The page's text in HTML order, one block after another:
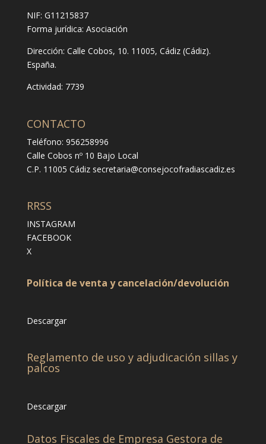
NIF: G11215837
Forma jurídica: Asociación
Dirección: Calle Cobos, 10. 11005, Cádiz (Cádiz).
España.
Actividad: 7739
CONTACTO
Teléfono: 956258996
Calle Cobos nº 10 Bajo Local
C.P. 11005 Cádiz secretaria@consejocofradiascadiz.es
RRSS
INSTAGRAM
FACEBOOK
X
Política de venta y cancelación/devolución
Descargar
Reglamento de uso y adjudicación sillas y
palcos
Descargar
Datos Fiscales de Empresa Gestora de